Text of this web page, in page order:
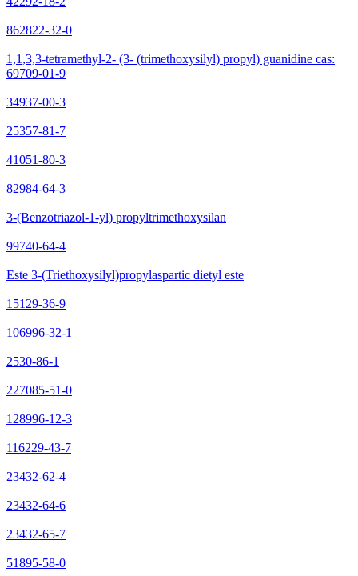
862822-32-0
1,1,3,3-tetramethyl-2- (3- (trimethoxysilyl) propyl) guanidine cas:
69709-01-9
34937-00-3
25357-81-7
41051-80-3
82984-64-3
3-(Benzotriazol-1-yl) propyltrimethoxysilan
99740-64-4
Este 3-(Triethoxysilyl)propylaspartic dietyl este
15129-36-9
106996-32-1
2530-86-1
227085-51-0
128996-12-3
116229-43-7
23432-62-4
23432-64-6
23432-65-7
51895-58-0